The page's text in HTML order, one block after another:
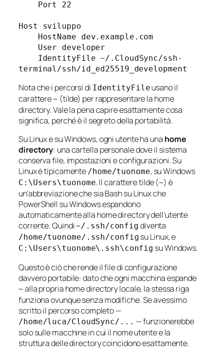
Host sviluppo
Nota che i percorsi di IdentityFile usano il
carattere~ (tilde) per rappresentare la home
directory. Vale la pena capire esattamente cosa
significa, perché è il segreto della portabilità.
Su Linux e su Windows, ogni utente ha una home
directory: una cartella personale dove il sistema
conserva file, impostazioni e configurazioni. Su
Linux è tipicamente /home/tuonome, su Windows
C:\Users\tuonome. Il carattere tilde (~) è
un’abbreviazione che sia Bash su Linux che
PowerShell su Windows espandono
automaticamente alla home directory dell’utente
corrente. Quindi~/.ssh/config diventa
/home/tuonome/.ssh/config su Linux, e
C:\Users\tuonome\.ssh\config su Windows.
Questo è ciò che rende il file di configurazione
davvero portabile: dato che ogni macchina espande
~ alla propria home directory locale, la stessa riga
funziona ovunque senza modifiche. Se avessimo
scritto il percorso completo —
/home/luca/CloudSync/... — funzionerebbe
solo sulle macchine in cui il nome utente e la
struttura delle directory coincidono esattamente.